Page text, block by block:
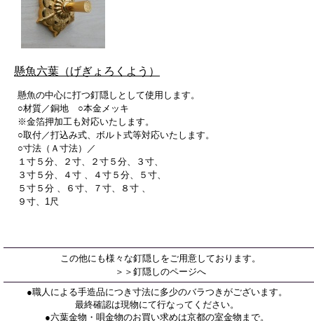
懸魚六葉（げぎょろくよう）
懸魚の中心に打つ釘隠しとして使用します。
○材質／銅地 ○本金メッキ
※金箔押加工も対応いたします。
○取付／打込み式、ボルト式等対応いたします。
○寸法（Ａ寸法）／
１寸５分、２寸、２寸５分、３寸、
３寸５分、４寸 、４寸５分、５寸、
５寸５分 、６寸、７寸、８寸 、
９寸、1尺
この他にも様々な釘隠しをご用意しております。
＞＞釘隠しのページへ
●職人による手造品につき寸法に多少のバラつきがございます。
最終確認は現物にて行なってください。
●六葉金物・唄金物のお買い求めは京都の室金物まで。